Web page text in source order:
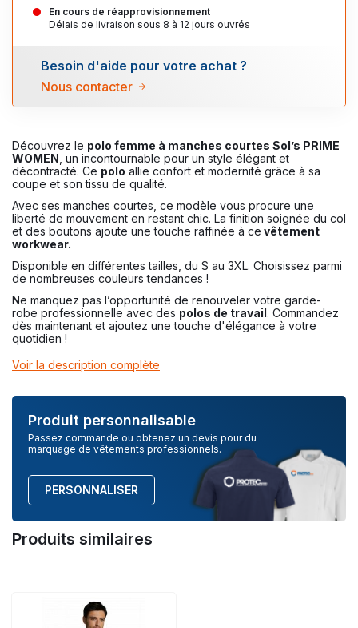
Découvrez le polo femme à manches courtes Sol’s PRIME
WOMEN , un incontournable pour un style élégant et
décontracté. Ce polo allie confort et modernité grâce à sa
coupe et son tissu de qualité.
Avec ses manches courtes, ce modèle vous procure une
liberté de mouvement en restant chic. La finition soignée du col
et des boutons ajoute une touche raffinée à ce vêtement
workwear.
Disponible en différentes tailles, du S au 3XL. Choisissez parmi
de nombreuses couleurs tendances !
Ne manquez pas l’opportunité de renouveler votre garde-
robe professionnelle avec des polos de travail. Commandez
dès maintenant et ajoutez une touche d'élégance à votre
quotidien !
Voir la description complète
Produit personnalisable
Passez commande ou obtenez un devis pour du
marquage de vêtements professionnels.
PERSONNALISER
Produits similaires
En cours de réapprovisionnement
Délais de livraison sous 8 à 12 jours ouvrés
Besoin d'aide pour votre achat ?
Nous contacter